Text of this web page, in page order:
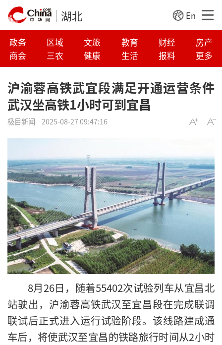
湖北 En
政务 区域 文旅 教育 财经
房产
商会
三农 健康 生活 报料 更多
沪渝蓉高铁武宜段满足开通运营条件
武汉坐高铁1小时可到宜昌
极目新闻 2025-08-27 09:47:16
8月26日，随着55402次试验列车从宜昌北
站驶出，沪渝蓉高铁武汉至宜昌段在完成联调
联试后正式进入运行试验阶段。该线路建成通
车后，将使武汉至宜昌的铁路旅行时间从2小时